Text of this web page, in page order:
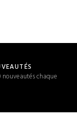
nouveautés chaque